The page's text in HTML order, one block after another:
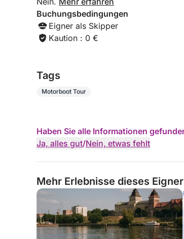
Buchungsbedingungen
Eigner als Skipper
Kaution : 0 €
Tags
Motorboot Tour
Haben Sie alle Informationen
Ja, alles gut/Nein, etwas fehlt
Mehr Erlebnisse dieses